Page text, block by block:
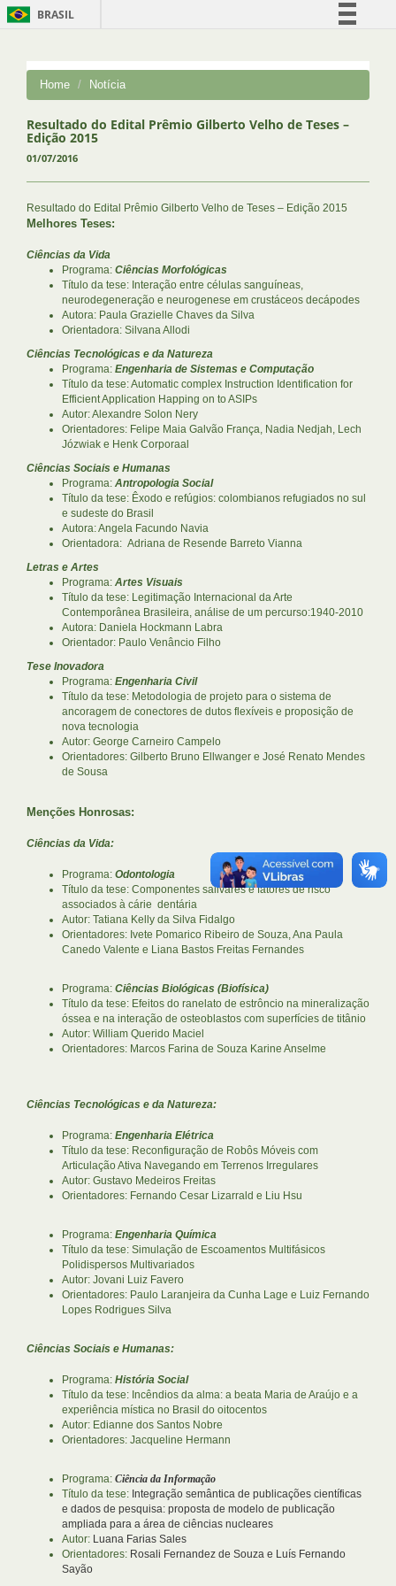
BRASIL
Comunica BR
Acesso à informação
Home Notícia
Resultado do Edital Prêmio Gilberto Velho de Teses –
Edição 2015
01/07/2016
Resultado do Edital Prêmio Gilberto Velho de Teses – Edição 2015
Melhores Teses:
Ciências da Vida
Programa: Ciências Morfológicas
Título da tese: Interação entre células sanguíneas,
neurodegeneração e neurogenese em crustáceos decápodes
Autora: Paula Grazielle Chaves da Silva
Orientadora: Silvana Allodi
Ciências Tecnológicas e da Natureza
Programa: Engenharia de Sistemas e Computação
Título da tese: Automatic complex Instruction Identification for
Efficient Application Happing on to ASIPs
Autor: Alexandre Solon Nery
Orientadores: Felipe Maia Galvão França, Nadia Nedjah, Lech
Józwiak e Henk Corporaal
Ciências Sociais e Humanas
Programa: Antropologia Social
Título da tese: Êxodo e refúgios: colombianos refugiados no sul
e sudeste do Brasil
Autora: Angela Facundo Navia
Orientadora: Adriana de Resende Barreto Vianna
Letras e Artes
Programa: Artes Visuais
Título da tese: Legitimação Internacional da Arte
Contemporânea Brasileira, análise de um percurso:1940-2010
Autora: Daniela Hockmann Labra
Orientador: Paulo Venâncio Filho
Tese Inovadora
Programa: Engenharia Civil
Título da tese: Metodologia de projeto para o sistema de
ancoragem de conectores de dutos flexíveis e proposição de
nova tecnologia
Autor: George Carneiro Campelo
Orientadores: Gilberto Bruno Ellwanger e José Renato Mendes
de Sousa
Menções Honrosas:
Ciências da Vida:
Programa: Odontologia
Título da tese: Componentes salivares e fatores de risco
associados à cárie dentária
Autor: Tatiana Kelly da Silva Fidalgo
Orientadores: Ivete Pomarico Ribeiro de Souza, Ana Paula
Canedo Valente e Liana Bastos Freitas Fernandes
Programa: Ciências Biológicas (Biofísica)
Título da tese: Efeitos do ranelato de estrôncio na mineralização
óssea e na interação de osteoblastos com superfícies de titânio
Autor: William Querido Maciel
Orientadores: Marcos Farina de Souza Karine Anselme
Ciências Tecnológicas e da Natureza:
Programa: Engenharia Elétrica
Título da tese: Reconfiguração de Robôs Móveis com
Articulação Ativa Navegando em Terrenos Irregulares
Autor: Gustavo Medeiros Freitas
Orientadores: Fernando Cesar Lizarrald e Liu Hsu
Programa: Engenharia Química
Título da tese: Simulação de Escoamentos Multifásicos
Polidispersos Multivariados
Autor: Jovani Luiz Favero
Orientadores: Paulo Laranjeira da Cunha Lage e Luiz Fernando
Lopes Rodrigues Silva
Ciências Sociais e Humanas:
Programa: História Social
Título da tese: Incêndios da alma: a beata Maria de Araújo e a
experiência mística no Brasil do oitocentos
Autor: Edianne dos Santos Nobre
Orientadores: Jacqueline Hermann
Programa: Ciência da Informação
Título da tese: Integração semântica de publicações científicas
e dados de pesquisa: proposta de modelo de publicação
ampliada para a área de ciências nucleares
Autor: Luana Farias Sales
Orientadores: Rosali Fernandez de Souza e Luís Fernando
Sayão